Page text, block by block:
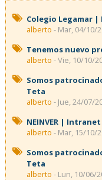
Colegio Legamar |
alberto - Mar, 04/10/
Tenemos nuevo
alberto - Vie, 10/10/
Somos
Teta
alberto - Jue, 24/07/
NEINVER | Intranet
alberto - Mar, 15/10/
Somos
Teta
alberto - Lun, 10/06/